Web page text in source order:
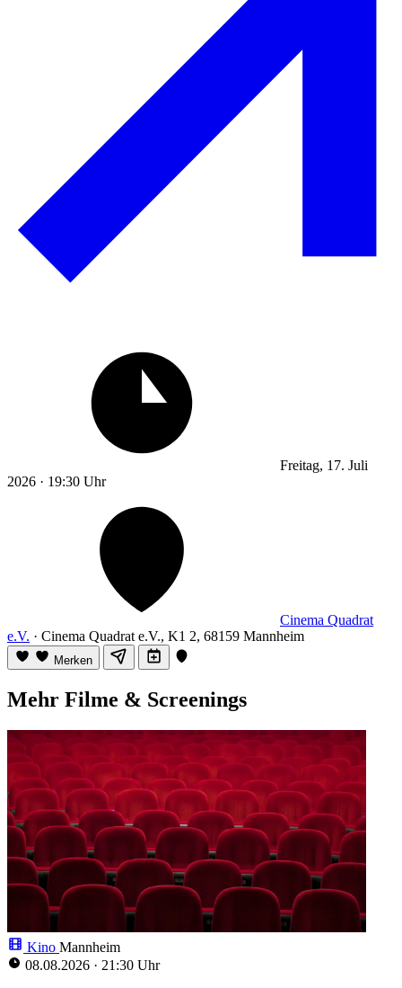
Freitag, 17. Juli
2026 · 19:30 Uhr
Cinema Quadrat
e.V. · Cinema Quadrat e.V., K1 2, 68159 Mannheim
Merken
Mehr Filme & Screenings
Kino Mannheim
08.08.2026 · 21:30 Uhr